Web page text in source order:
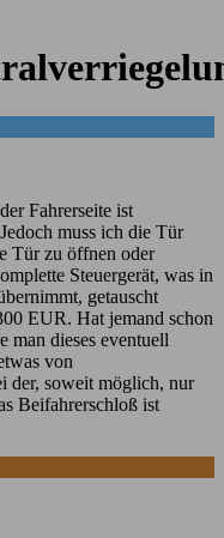
Fahrerseite ist
muss ich die Tür
Tür zu öffnen oder
Steuergerät, was in
getauscht
EUR. Hat jemand schon
man dieses eventuell
von
der, soweit möglich, nur
Beifahrerschloß ist